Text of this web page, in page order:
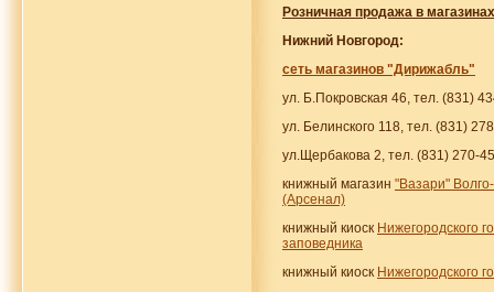
Розничная продажа в
Нижний Новгород:
сеть магазинов "Дирижабль"
ул. Б.Покровская 46, тел. (831)
ул. Белинского 118, тел. (831)
ул.Щербакова 2, тел. (831) 270-
книжный магазин "Вазари"
(Арсенал)
книжный киоск Нижегородского
заповедника
книжный киоск Нижегородского